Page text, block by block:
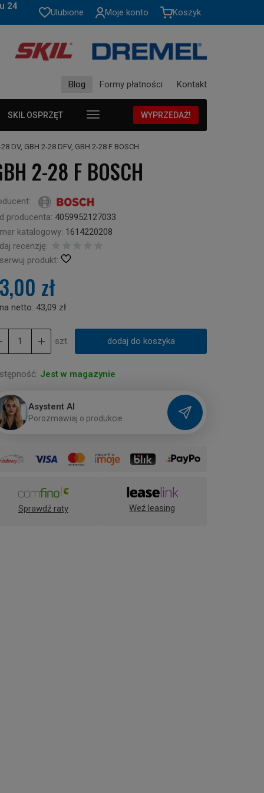
24
Ulubione Moje konto Koszyk
Blog Formy płatności Kontakt
SKIL OSPRZĘT WYPRZEDAŻ!
DV, GBH 2-28 DFV, GBH 2-28 F BOSCH
2-28 F BOSCH
producenta: 4059952127033
katalogowy: 1614220208
recenzję:
produkt:
zł
netto: 43,09 zł
szt. dodaj do koszyka
Jest w magazynie
Asystent AI
Porozmawiaj o produkcie
Sprawdź raty Weź leasing